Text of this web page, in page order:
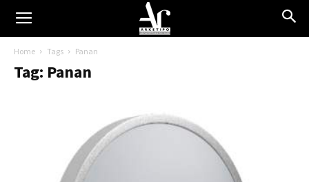
Home Tags Panan
Tag: Panan